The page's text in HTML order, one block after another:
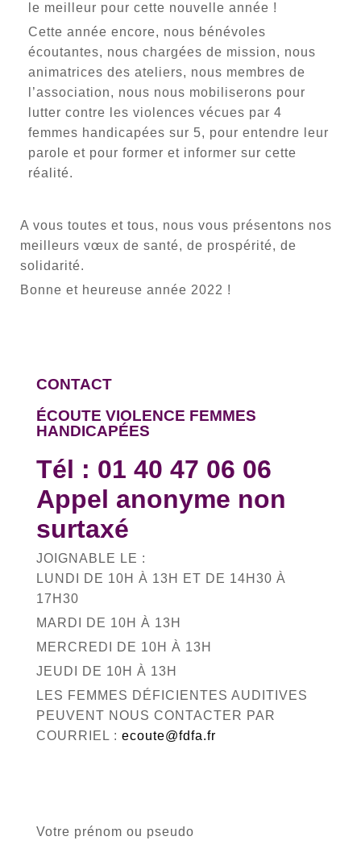
le meilleur pour cette nouvelle année !
Cette année encore, nous bénévoles
écoutantes, nous chargées de mission, nous
animatrices des ateliers, nous membres de
l’association, nous nous mobiliserons pour
lutter contre les violences vécues par 4
femmes handicapées sur 5, pour entendre leur
parole et pour former et informer sur cette
réalité.
A vous toutes et tous, nous vous présentons nos
meilleurs vœux de santé, de prospérité, de
solidarité.
Bonne et heureuse année 2022 !
CONTACT
ÉCOUTE VIOLENCE FEMMES
HANDICAPÉES
Tél : 01 40 47 06 06
Appel anonyme non
surtaxé
JOIGNABLE LE :
LUNDI DE 10H À 13H ET DE 14H30 À
17H30
MARDI DE 10H À 13H
MERCREDI DE 10H À 13H
JEUDI DE 10H À 13H
LES FEMMES DÉFICIENTES AUDITIVES
PEUVENT NOUS CONTACTER PAR
COURRIEL : ecoute@fdfa.fr
Votre prénom ou pseudo